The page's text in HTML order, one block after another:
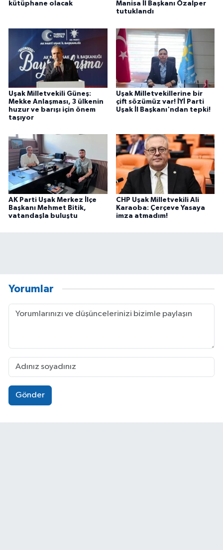
kütüphane olacak
Manisa İl Başkanı Özalper
tutuklandı
Uşak Milletvekili Güneş:
Mekke Anlaşması, 3 ülkenin
huzur ve barışı için önem
taşıyor
Uşak Milletvekillerine bir
çift sözümüz var! İYİ Parti
Uşak İl Başkanı'ndan tepki!
AK Parti Uşak Merkez İlçe
Başkanı Mehmet Bitik,
vatandaşla buluştu
CHP Uşak Milletvekili Ali
Karaoba: Çerçeve Yasaya
imza atmadım!
Yorumlar
Gönder